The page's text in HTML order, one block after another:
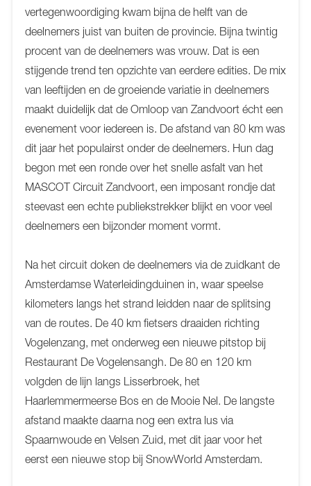
vertegenwoordiging kwam bijna de helft van de
deelnemers juist van buiten de provincie. Bijna twintig
procent van de deelnemers was vrouw. Dat is een
stijgende trend ten opzichte van eerdere edities. De mix
van leeftijden en de groeiende variatie in deelnemers
maakt duidelijk dat de Omloop van Zandvoort écht een
evenement voor iedereen is. De afstand van 80 km was
dit jaar het populairst onder de deelnemers. Hun dag
begon met een ronde over het snelle asfalt van het
MASCOT Circuit Zandvoort, een imposant rondje dat
steevast een echte publiekstrekker blijkt en voor veel
deelnemers een bijzonder moment vormt.
Na het circuit doken de deelnemers via de zuidkant de
Amsterdamse Waterleidingduinen in, waar speelse
kilometers langs het strand leidden naar de splitsing
van de routes. De 40 km fietsers draaiden richting
Vogelenzang, met onderweg een nieuwe pitstop bij
Restaurant De Vogelensangh. De 80 en 120 km
volgden de lijn langs Lisserbroek, het
Haarlemmermeerse Bos en de Mooie Nel. De langste
afstand maakte daarna nog een extra lus via
Spaarnwoude en Velsen Zuid, met dit jaar voor het
eerst een nieuwe stop bij SnowWorld Amsterdam.